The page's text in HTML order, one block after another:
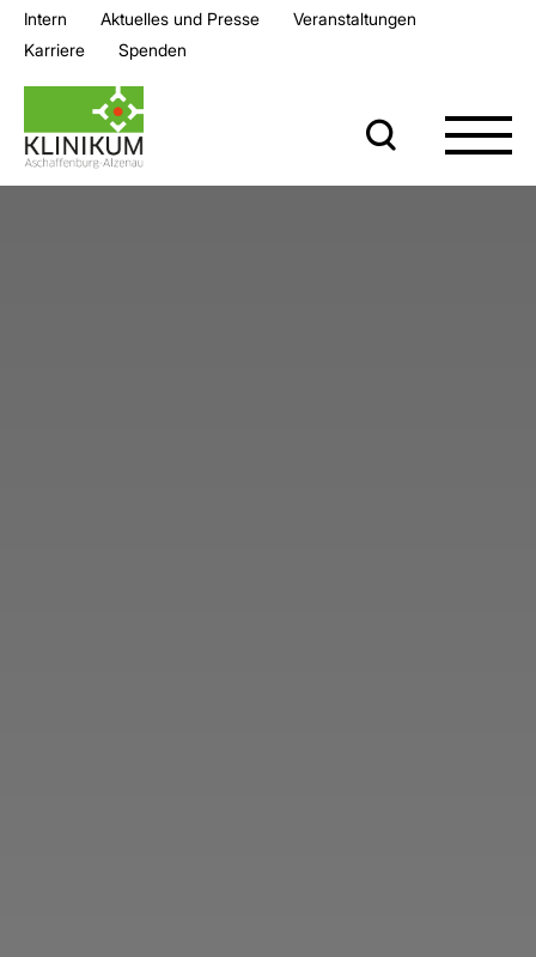
Intern Aktuelles und Presse
Veran­staltungen
Karriere
Spenden